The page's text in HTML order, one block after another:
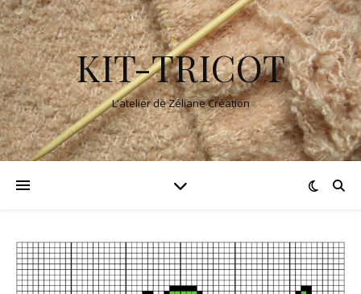
KIT-TRICOT
L'atelier de Zéliane Création